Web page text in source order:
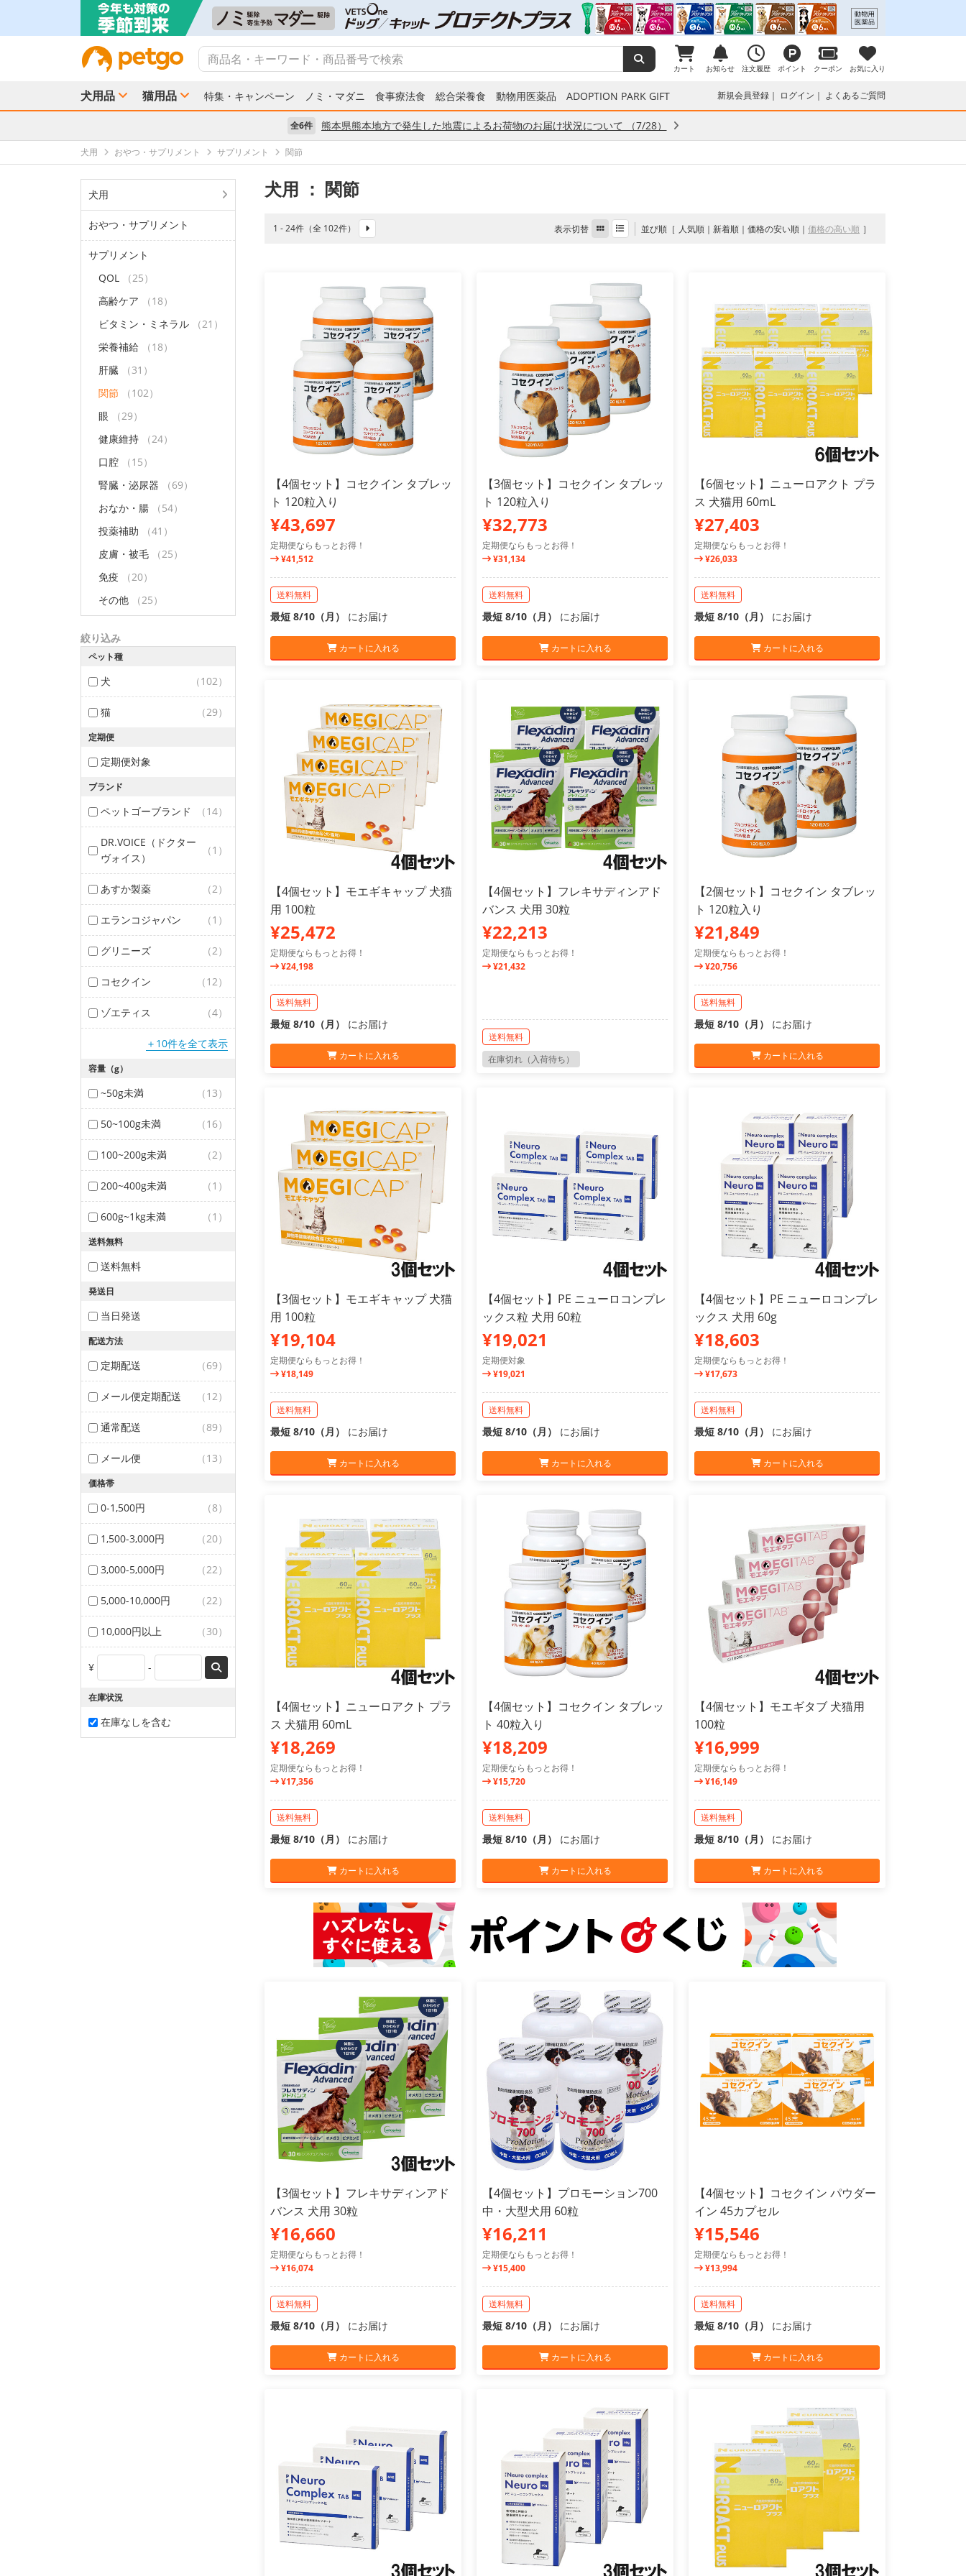
カート お知らせ 注文履歴 ポイント クーポン お気に入り
犬用品 猫用品 特集・キャンペーン ノミ・マダニ 食事療法食 総合栄養食 動物用医薬品 ADOPTION PARK GIFT 新規会員登録 ログイン よくあるご質問
全6件 熊本県熊本地方で発生した地震によるお荷物のお届け状況について （7/28）
犬用 おやつ・サプリメント サプリメント 関節
犬用
おやつ・サプリメント
サプリメント
QOL
（25）
高齢ケア
（18）
ビタミン・ミネラル
（21）
栄養補給
（18）
肝臓
（31）
関節
（102）
眼
（29）
健康維持
（24）
口腔
（15）
腎臓・泌尿器
（69）
おなか・腸
（54）
投薬補助
（41）
皮膚・被毛
（25）
免疫
（20）
その他
（25）
絞り込み
ペット種
犬 （102）
猫 （29）
定期便
定期便対象
ブランド
ペットゴーブランド （14）
DR.VOICE（ドクター
ヴォイス）
（1）
あすか製薬 （2）
エランコジャパン （1）
グリニーズ （2）
コセクイン （12）
ゾエティス （4）
＋10件を全て表示
容量（g）
~50g未満 （13）
50~100g未満 （16）
100~200g未満 （2）
200~400g未満 （1）
600g~1kg未満 （1）
送料無料
送料無料
発送日
当日発送
配送方法
定期配送 （69）
メール便定期配送 （12）
通常配送 （89）
メール便 （13）
価格帯
0-1,500円 （8）
1,500-3,000円 （20）
3,000-5,000円 （22）
5,000-10,000円 （22）
10,000円以上 （30）
¥ -
在庫状況
在庫なしを含む
犬用 ： 関節
1 - 24件（全 102件） 表示切替 並び順 人気順 新着順 価格の安い順 価格の高い順
【4個セット】コセクイン タブレッ
ト 120粒入り
¥43,697
定期便ならもっとお得！
¥41,512
送料無料
最短 8/10（月） にお届け
カートに入れる
【3個セット】コセクイン タブレッ
ト 120粒入り
¥32,773
定期便ならもっとお得！
¥31,134
送料無料
最短 8/10（月） にお届け
カートに入れる
【6個セット】ニューロアクト プラ
ス 犬猫用 60mL
¥27,403
定期便ならもっとお得！
¥26,033
送料無料
最短 8/10（月） にお届け
カートに入れる
【4個セット】モエギキャップ 犬猫
用 100粒
¥25,472
定期便ならもっとお得！
¥24,198
送料無料
最短 8/10（月） にお届け
カートに入れる
【4個セット】フレキサディンアド
バンス 犬用 30粒
¥22,213
定期便ならもっとお得！
¥21,432
送料無料
在庫切れ（入荷待ち）
【2個セット】コセクイン タブレッ
ト 120粒入り
¥21,849
定期便ならもっとお得！
¥20,756
送料無料
最短 8/10（月） にお届け
カートに入れる
【3個セット】モエギキャップ 犬猫
用 100粒
¥19,104
定期便ならもっとお得！
¥18,149
送料無料
最短 8/10（月） にお届け
カートに入れる
【4個セット】PE ニューロコンプレ
ックス粒 犬用 60粒
¥19,021
定期便対象
¥19,021
送料無料
最短 8/10（月） にお届け
カートに入れる
【4個セット】PE ニューロコンプレ
ックス 犬用 60g
¥18,603
定期便ならもっとお得！
¥17,673
送料無料
最短 8/10（月） にお届け
カートに入れる
【4個セット】ニューロアクト プラ
ス 犬猫用 60mL
¥18,269
定期便ならもっとお得！
¥17,356
送料無料
最短 8/10（月） にお届け
カートに入れる
【4個セット】コセクイン タブレッ
ト 40粒入り
¥18,209
定期便ならもっとお得！
¥15,720
送料無料
最短 8/10（月） にお届け
カートに入れる
【4個セット】モエギタブ 犬猫用
100粒
¥16,999
定期便ならもっとお得！
¥16,149
送料無料
最短 8/10（月） にお届け
カートに入れる
【3個セット】フレキサディンアド
バンス 犬用 30粒
¥16,660
定期便ならもっとお得！
¥16,074
送料無料
最短 8/10（月） にお届け
カートに入れる
【4個セット】プロモーション700
中・大型犬用 60粒
¥16,211
定期便ならもっとお得！
¥15,400
送料無料
最短 8/10（月） にお届け
カートに入れる
【4個セット】コセクイン パウダー
イン 45カプセル
¥15,546
定期便ならもっとお得！
¥13,994
送料無料
最短 8/10（月） にお届け
カートに入れる